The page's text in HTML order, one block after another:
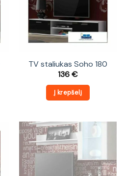
TV staliukas Soho 180
136€
Į krepšelį